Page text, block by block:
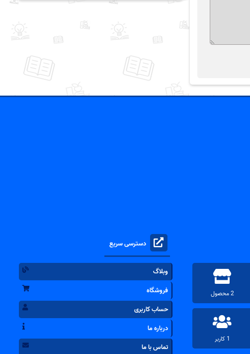
2 محصول
1 کاربر
دسترسی سریع
وبلاگ
فروشگاه
حساب کاربری
درباره ما
تماس با ما